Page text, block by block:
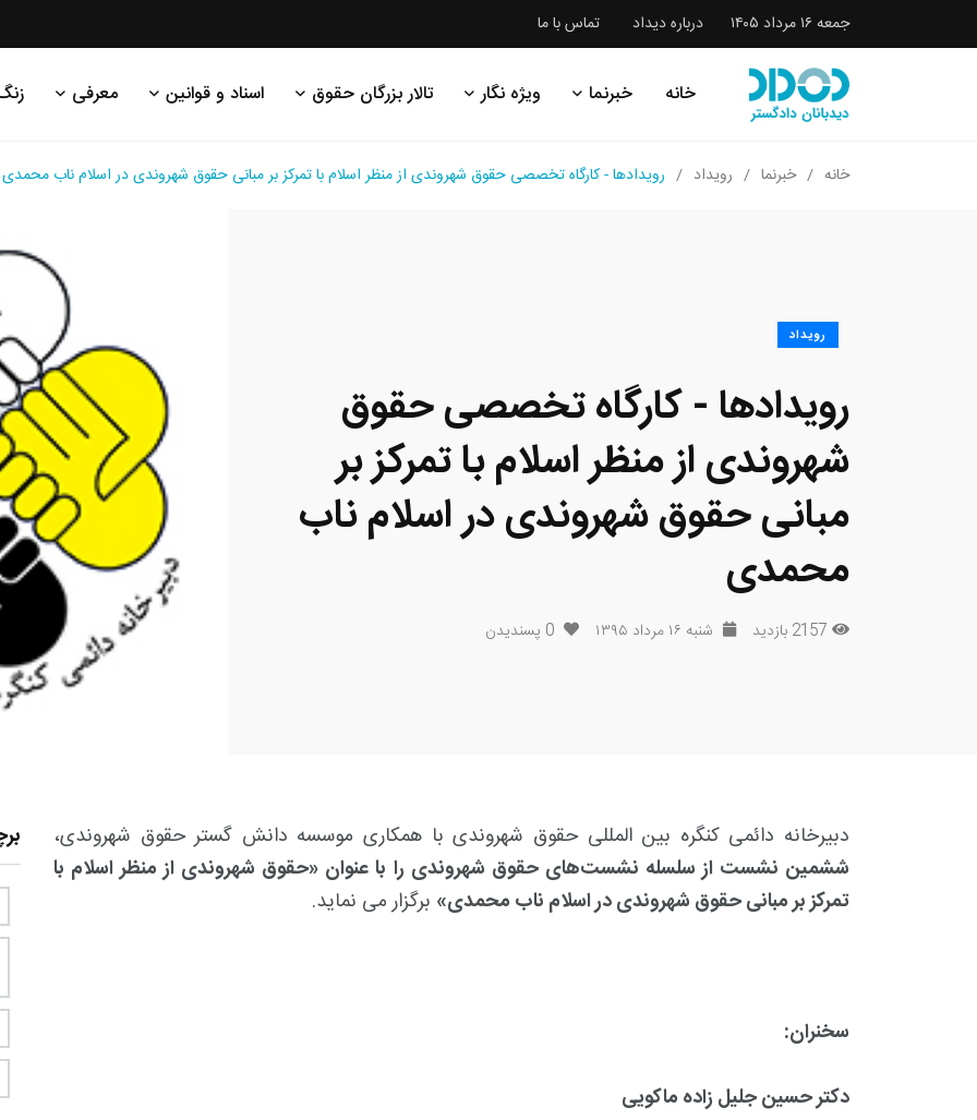
جمعه ۱۶ مرداد ۱۴۰۵ درباره دیداد تماس با ما
خانه خبرنما ویژه نگار تالار بزرگان حقوق اسناد و قوانین معرفی
خانه خبرنما رویداد رویدادها - کارگاه تخصصی حقوق شهروندی از منظر اسلام با تمرکز بر مبانی حقوق شهروندی در اسلام ناب محمدی
رویداد
رویدادها - کارگاه تخصصی حقوق
شهروندی از منظر اسلام با تمرکز بر
مبانی حقوق شهروندی در اسلام ناب
محمدی
2157 بازدید شنبه ۱۶ مرداد ۱۳۹۵ 0 پسندیدن
دبیرخانه دائمی کنگره بین المللی حقوق شهروندی با همکاری موسسه دانش گستر حقوق شهروندی،
ششمین نشست از سلسله نشست‌های حقوق شهروندی را با عنوان «حقوق شهروندی از منظر اسلام با
تمرکز بر مبانی حقوق شهروندی در اسلام ناب محمدی» برگزار می نماید.
سخنران:
دکتر حسین جلیل زاده ماکویی